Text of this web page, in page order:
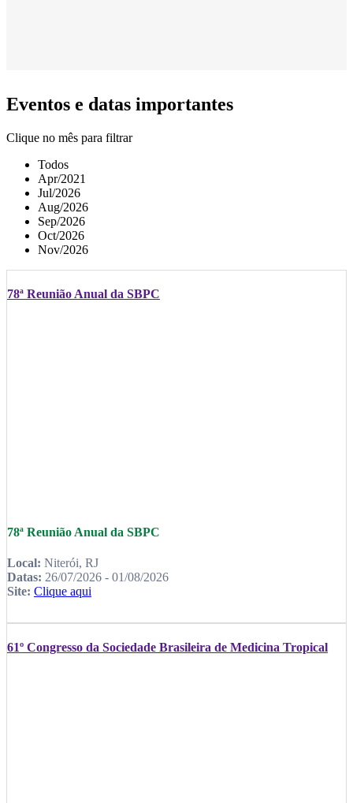
Eventos e datas importantes
Clique no mês para filtrar
Todos
Apr/2021
Jul/2026
Aug/2026
Sep/2026
Oct/2026
Nov/2026
78ª Reunião Anual da SBPC
78ª Reunião Anual da SBPC
Local: Niterói, RJ
Datas: 26/07/2026 - 01/08/2026
Site: Clique aqui
61º Congresso da Sociedade Brasileira de Medicina Tropical